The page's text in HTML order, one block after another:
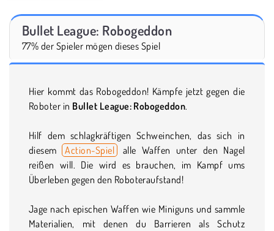
Bullet League: Robogeddon
77% der Spieler mögen dieses Spiel
Hier kommt das Robogeddon! Kämpfe jetzt gegen die
Roboter in Bullet League: Robogeddon.
Hilf dem schlagkräftigen Schweinchen, das sich in
diesem Action-Spiel
alle Waffen unter den Nagel
reißen will. Die wird es brauchen, im Kampf ums
Überleben gegen den Roboteraufstand!
Jage nach epischen Waffen wie Miniguns und sammle
Materialien, mit denen du Barrieren als Schutz